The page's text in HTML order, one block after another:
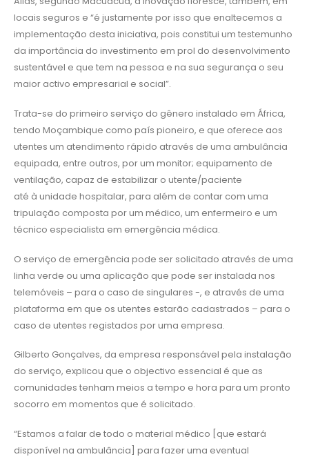
locais seguros e “é justamente por isso que enaltecemos a
implementação desta iniciativa, pois constitui um testemunho
da importância do investimento em prol do desenvolvimento
sustentável e que tem na pessoa e na sua segurança o seu
maior activo empresarial e social”.
Trata-se do primeiro serviço do gênero instalado em África,
tendo Moçambique como país pioneiro, e que oferece aos
utentes um atendimento rápido através de uma ambulância
equipada, entre outros, por um monitor; equipamento de
ventilação, capaz de estabilizar o utente/paciente
até à unidade hospitalar, para além de contar com uma
tripulação composta por um médico, um enfermeiro e um
técnico especialista em emergência médica.
O serviço de emergência pode ser solicitado através de uma
linha verde ou uma aplicação que pode ser instalada nos
telemóveis – para o caso de singulares -, e através de uma
plataforma em que os utentes estarão cadastrados – para o
caso de utentes registados por uma empresa.
Gilberto Gonçalves, da empresa responsável pela instalação
do serviço, explicou que o objectivo essencial é que as
comunidades tenham meios a tempo e hora para um pronto
socorro em momentos que é solicitado.
“Estamos a falar de todo o material médico [que estará
disponível na ambulância] para fazer uma eventual